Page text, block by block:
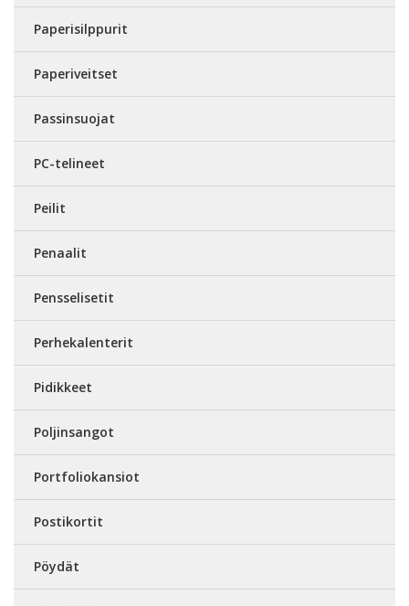
Paperisilppurit
Paperiveitset
Passinsuojat
PC-telineet
Peilit
Penaalit
Pensselisetit
Perhekalenterit
Pidikkeet
Poljinsangot
Portfoliokansiot
Postikortit
Pöydät